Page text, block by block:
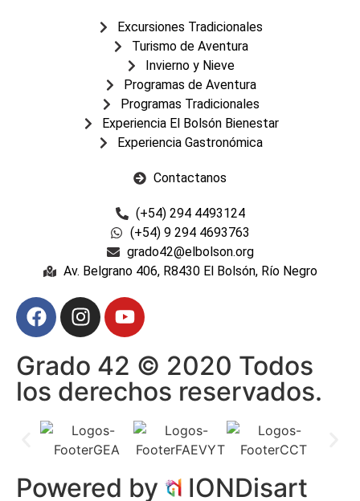
Excursiones Tradicionales
Turismo de Aventura
Invierno y Nieve
Programas de Aventura
Programas Tradicionales
Experiencia El Bolsón Bienestar
Experiencia Gastronómica
Contactanos
(+54) 294 4493124
(+54) 9 294 4693763
grado42@elbolson.org
Av. Belgrano 406, R8430 El Bolsón, Río Negro
Grado 42 © 2020 Todos
los derechos reservados.
Powered by IONDisart